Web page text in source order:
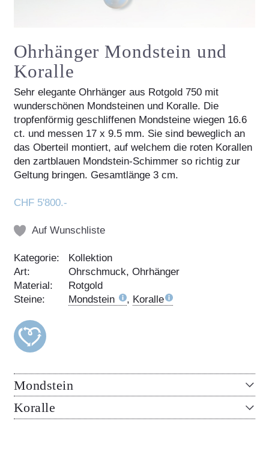
Ohrhänger Mondstein und
Koralle
Sehr elegante Ohrhänger aus Rotgold 750 mit
wunderschönen Mondsteinen und Koralle. Die
tropfenförmig geschliffenen Mondsteine wiegen 16.6
ct. und messen 17 x 9.5 mm. Sie sind beweglich an
das Oberteil montiert, auf welchem die roten Korallen
den zartblauen Mondstein-Schimmer so richtig zur
Geltung bringen. Gesamtlänge 3 cm.
CHF 5'800.-
Auf Wunschliste
Kategorie:
Kollektion
Art:
Ohrschmuck, Ohrhänger
Material:
Rotgold
Steine:
Mondstein , Koralle
Mondstein
Koralle